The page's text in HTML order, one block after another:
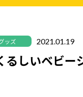
ッズ 2021.01.19
るしいベビー